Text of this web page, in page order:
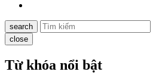
search
close
Từ khóa nổi bật